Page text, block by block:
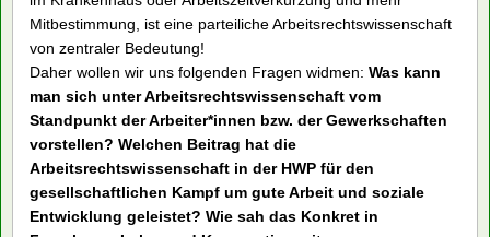
Rationalisierungsschutzes, über Fragen des
arbeitsrechtlichen Status von Beamten bis zur Mitarbeit bei
der Erstellung eines Kommentars zum Tarifvertragsgesetz.
[…] Arbeitnehmerorientierte Forschung wird an der
meistens in Kooperation mit den Interessenorganisationen der
Arbeitnehmer zur Lösung von Problemen bzw. zur
Auseinandersetzung.“